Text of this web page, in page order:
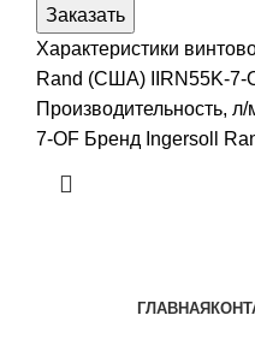
Заказать
Характеристики
Rand (США) IIRN55K-7-
Производительность,
7-OF Бренд Ingersoll
ГЛАВНАЯ